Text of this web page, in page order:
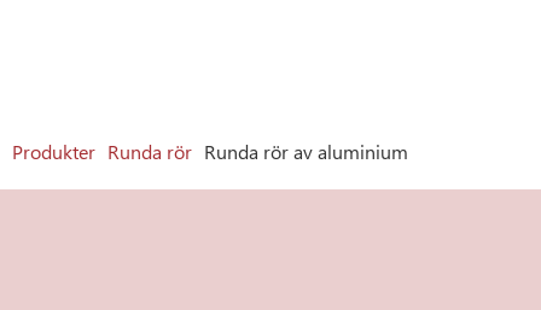
Produkter Runda rör Runda rör av aluminium